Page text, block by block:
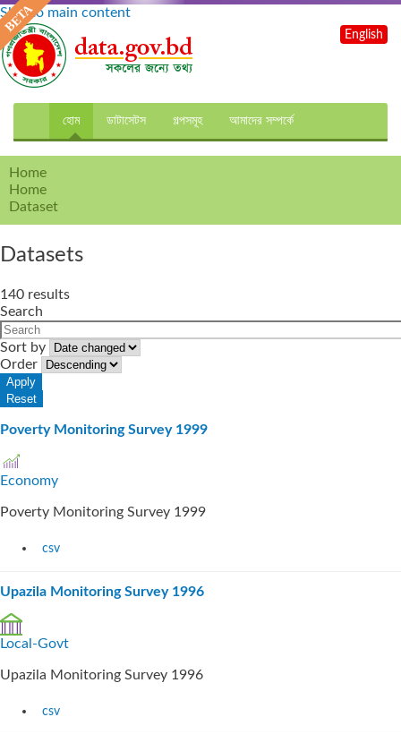
Skip to main content
হোম ডাটাসেটস গল্পসমূহ আমাদের সম্পর্কে
English
Home
Home
Dataset
Datasets
140 results
Search
Sort by
Order
Poverty Monitoring Survey 1999
Economy
Poverty Monitoring Survey 1999
csv
Upazila Monitoring Survey 1996
Local-Govt
Upazila Monitoring Survey 1996
csv